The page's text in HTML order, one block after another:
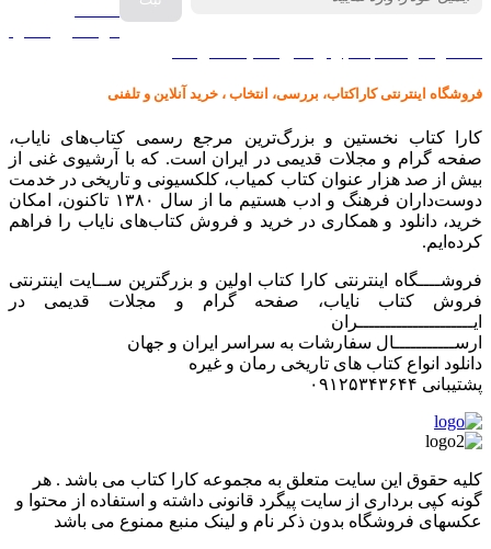
فروشگاه اینترنتی کاراکتاب، بررسی، انتخاب ، خرید آنلاین و تلفنی
کارا کتاب نخستین و بزرگ‌ترین مرجع رسمی کتاب‌های نایاب،
صفحه گرام و مجلات قدیمی در ایران است. که با آرشیوی غنی از
بیش از صد هزار عنوان کتاب کمیاب، کلکسیونی و تاریخی در خدمت
دوست‌داران فرهنگ و ادب هستیم ما از سال ۱۳۸۰ تاکنون، امکان
خرید، دانلود و همکاری در خرید و فروش کتاب‌های نایاب را فراهم
کرده‌ایم.
فروشــــگاه اینترنتی کارا کتاب اولین و بزرگترین ســایت اینترنتی
فروش کتاب نایاب، صفحه گرام و مجلات قدیمی در
ایـــــــــــــــــــــران
ارســـــــــــال سفارشات به سراسر ایران و جهان
دانلود انواع کتاب های تاریخی رمان و غیره
پشتیبانی ۰۹۱۲۵۳۴۳۶۴۴
کليه حقوق اين سايت متعلق به مجموعه کارا کتاب می باشد . هر
گونه کپی برداری از سایت پیگرد قانونی داشته و استفاده از محتوا و
عکسهای فروشگاه بدون ذکر نام و لینک منبع ممنوع می باشد